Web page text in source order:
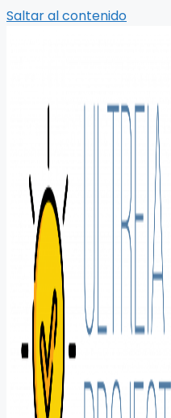
Saltar al contenido